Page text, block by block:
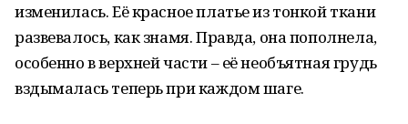
изменилась. Её красное платье из тонкой ткани
развевалось, как знамя. Правда, она пополнела,
особенно в верхней части – её необъятная грудь
вздымалась теперь при каждом шаге.